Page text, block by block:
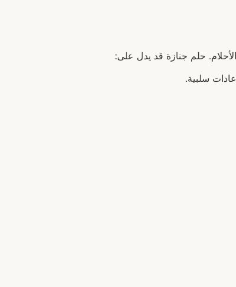
حلم جنازة قد يدل على:
سلبية.